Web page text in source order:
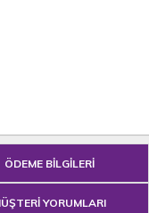
ÖDEME BİLGİLERİ
YORUMLARI